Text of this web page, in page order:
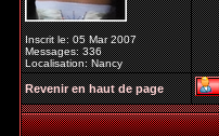
Inscrit le: 05 Mar 2007
Messages: 336
Localisation: Nancy
Revenir en haut de page